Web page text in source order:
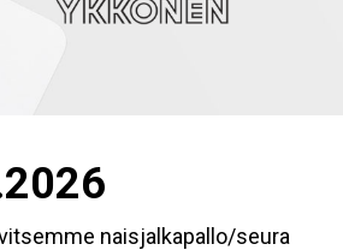
naisjalkapallo/seura